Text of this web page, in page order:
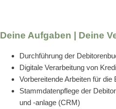
Deine Aufgaben | Deine
Durchführung der
Digitale Verarbeitung von
Vorbereitende Arbeiten für
Stammdatenpflege der
und -anlage (CRM)